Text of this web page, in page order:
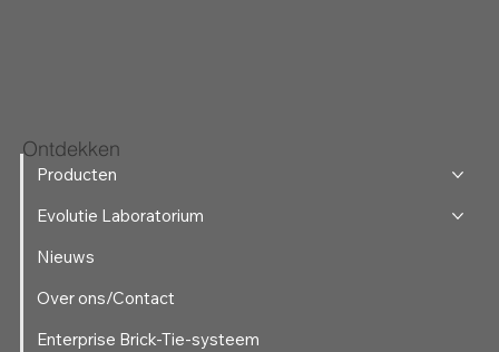
Ontdekken
Producten
Evolutie Laboratorium
Nieuws
Over ons/Contact
Enterprise Brick-Tie-systeem